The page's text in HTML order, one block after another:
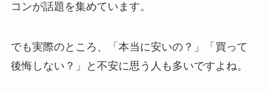
コンが話題を集めています。
でも実際のところ、「本当に安いの？」「買って
後悔しない？」と不安に思う人も多いですよね。